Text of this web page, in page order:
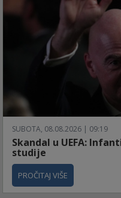
SUBOTA, 08.08.2026 | 09:19
Skandal u UEFA:
studije
PROČITAJ VIŠE